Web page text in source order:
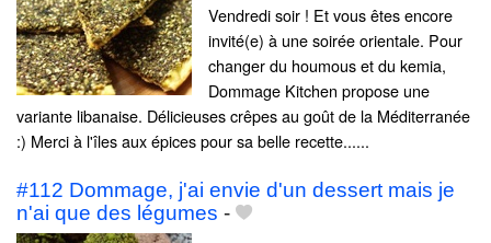
Vendredi soir ! Et vous êtes encore
invité(e) à une soirée orientale. Pour
changer du houmous et du kemia,
Dommage Kitchen propose une
variante libanaise. Délicieuses crêpes au goût de la Méditerranée
:) Merci à l'îles aux épices pour sa belle recette......
#112 Dommage, j'ai envie d'un dessert mais je
n'ai que des légumes -